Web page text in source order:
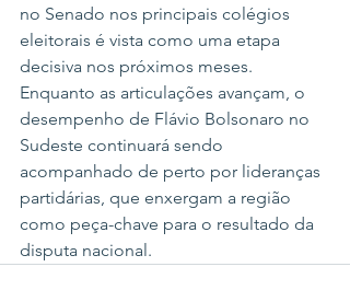
no Senado nos principais colégios
eleitorais é vista como uma etapa
decisiva nos próximos meses.
Enquanto as articulações avançam, o
desempenho de Flávio Bolsonaro no
Sudeste continuará sendo
acompanhado de perto por lideranças
partidárias, que enxergam a região
como peça-chave para o resultado da
disputa nacional.